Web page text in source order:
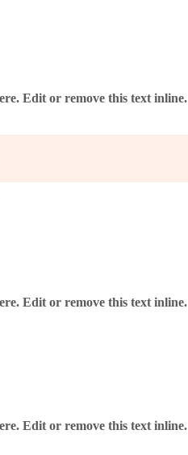
Edit or remove this text inline.
Edit or remove this text inline.
Edit or remove this text inline.